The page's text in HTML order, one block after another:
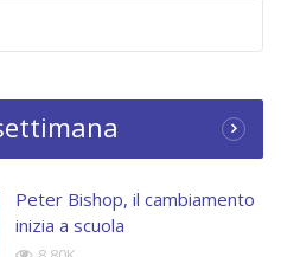
Peter Bishop, il cambiamento
inizia a scuola